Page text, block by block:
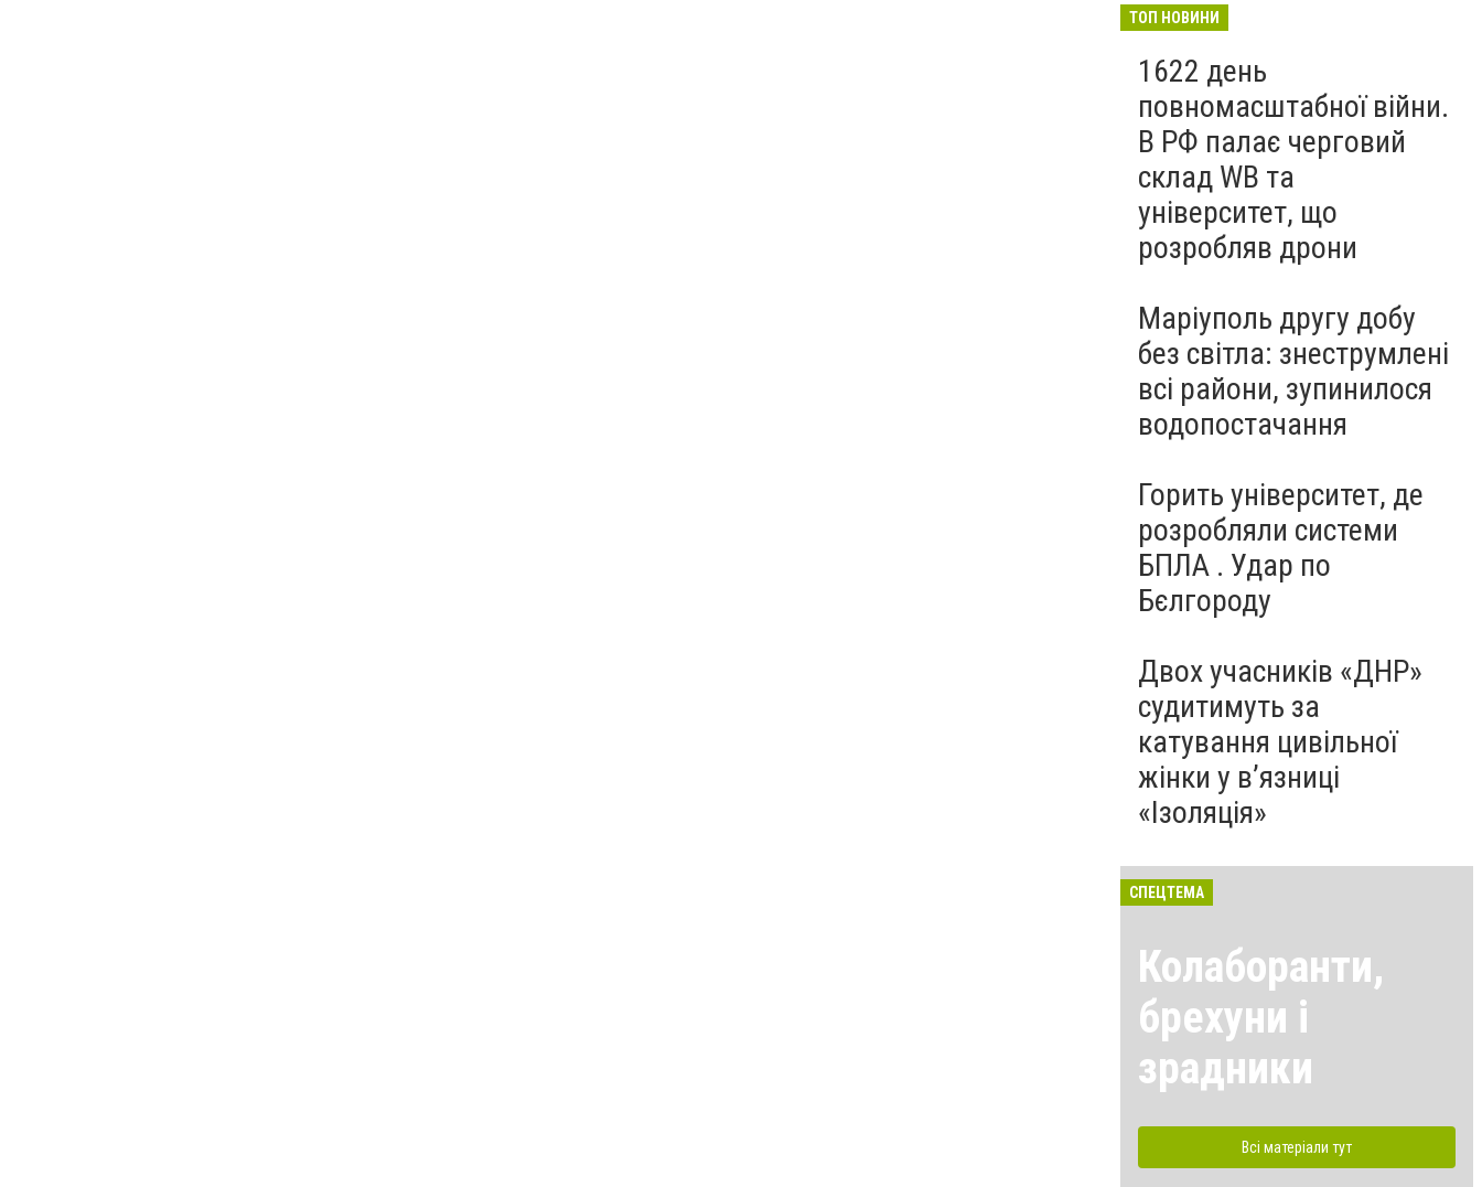
— ВІДЕО
ТОП НОВИНИ
1622 день
повномасштабної війни.
В РФ палає черговий
склад WB та
університет, що
розробляв дрони
Маріуполь другу добу
без світла: знеструмлені
всі райони, зупинилося
водопостачання
Горить університет, де
розробляли системи
БПЛА . Удар по
Бєлгороду
Двох учасників «ДНР»
судитимуть за
катування цивільної
жінки у в’язниці
«Ізоляція»
СПЕЦТЕМА
Колаборанти,
брехуни і
зрадники
Всі матеріали тут